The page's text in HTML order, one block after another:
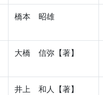
橋本 昭雄
大橋 信弥【著】
井上 和人【著】